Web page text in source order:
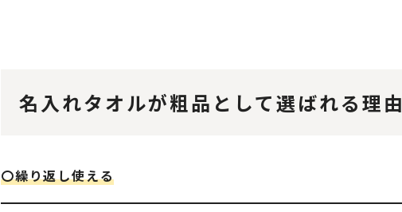
名入れタオルが粗品として選ばれる理由
〇繰り返し使える